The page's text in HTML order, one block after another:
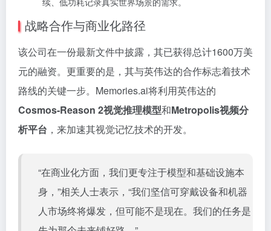
战略合作与商业化路径
该公司在一份最新文件中披露，其已获得总计1600万美
元的融资。更重要的是，其与英伟达的合作标志着技术
路线的关键一步。Memories.ai将利用英伟达的
Cosmos-Reason 2视觉推理模型和Metropolis视频分
析平台 ，来加速其视觉记忆技术的开发。
“在商业化方面，我们更专注于模型和基础设施本
身，”相关人士表示，“我们坚信可穿戴设备和机器
人市场终将爆发，但可能不是现在。我们的任务是